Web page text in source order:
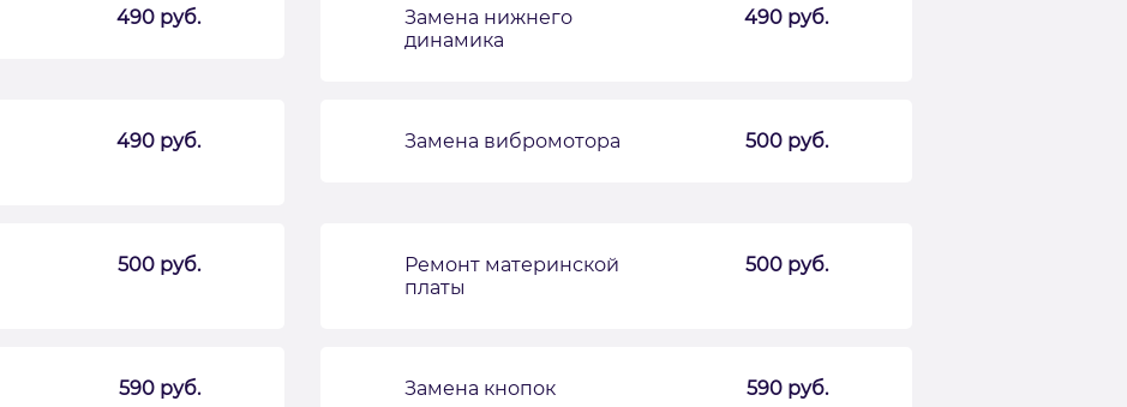
490 руб.
Замена нижнего
динамика
490 руб.
490 руб. Замена вибромотора 500 руб.
500 руб.
Ремонт материнской
платы
500 руб.
590 руб. Замена кнопок 590 руб.